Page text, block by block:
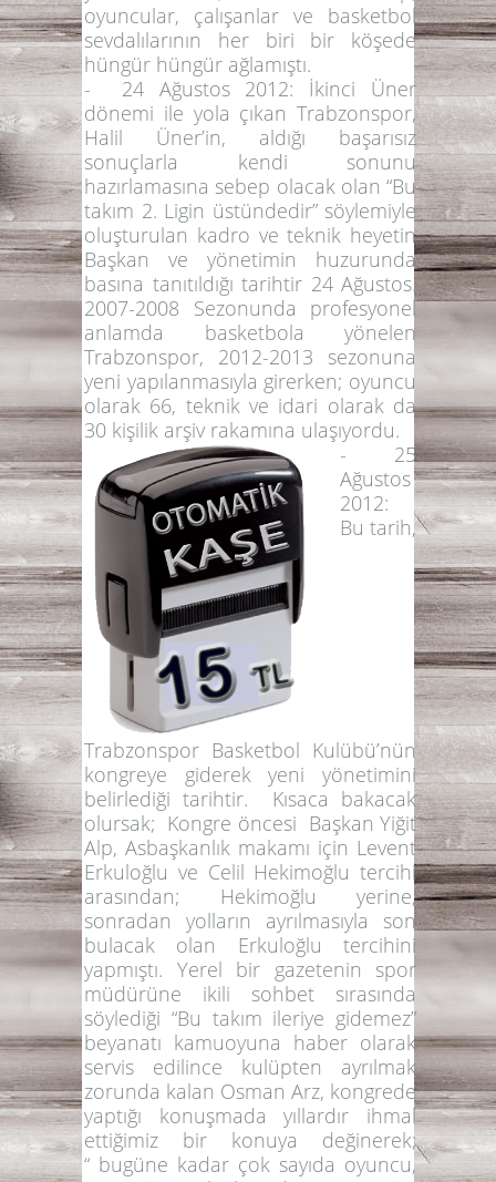
oyuncular, çalışanlar ve basketbol
sevdalılarının her biri bir köşede
hüngür hüngür ağlamıştı.
-
24 Ağustos 2012: İkinci Üner
dönemi ile yola çıkan Trabzonspor,
Halil Üner’in, aldığı başarısız
sonuçlarla kendi sonunu
hazırlamasına sebep olacak olan “Bu
takım 2. Ligin üstündedir” söylemiyle
oluşturulan kadro ve teknik heyetin
Başkan ve yönetimin huzurunda
basına tanıtıldığı tarihtir 24 Ağustos.
2007-2008 Sezonunda profesyonel
anlamda basketbola yönelen
Trabzonspor, 2012-2013 sezonuna
yeni yapılanmasıyla girerken; oyuncu
olarak 66, teknik ve idari olarak da
30 kişilik arşiv rakamına ulaşıyordu.
- 25
Ağustos
2012:
Bu tarih,
Trabzonspor Basketbol Kulübü’nün
kongreye giderek yeni yönetimini
belirlediği tarihtir. Kısaca bakacak
olursak; Kongre öncesi Başkan Yiğit
Alp, Asbaşkanlık makamı için Levent
Erkuloğlu ve Celil Hekimoğlu tercihi
arasından; Hekimoğlu yerine,
sonradan yolların ayrılmasıyla son
bulacak olan Erkuloğlu tercihini
yapmıştı. Yerel bir gazetenin spor
müdürüne ikili sohbet sırasında
söylediği “Bu takım ileriye gidemez”
beyanatı kamuoyuna haber olarak
servis edilince kulüpten ayrılmak
zorunda kalan Osman Arz, kongrede
yaptığı konuşmada yıllardır ihmal
ettiğimiz bir konuya değinerek;
“ bugüne kadar çok sayıda oyuncu,